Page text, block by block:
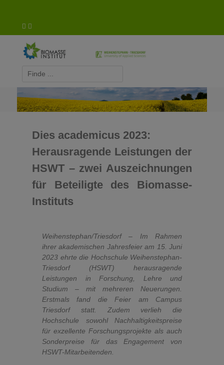
Biomasse-Institut Triesdorf
Dies academicus 2023:
Herausragende Leistungen der
HSWT – zwei Auszeichnungen
für Beteiligte des Biomasse-
Instituts
Weihenstephan/Triesdorf – Im Rahmen
ihrer akademischen Jahresfeier am 15. Juni
2023 ehrte die Hochschule Weihenstephan-
Triesdorf (HSWT) herausragende
Leistungen in Forschung, Lehre und
Studium – mit mehreren Neuerungen.
Erstmals fand die Feier am Campus
Triesdorf statt. Zudem verlieh die
Hochschule sowohl Nachhaltigkeitspreise
für exzellente Forschungsprojekte als auch
Sonderpreise für das Engagement von
HSWT-Mitarbeitenden.